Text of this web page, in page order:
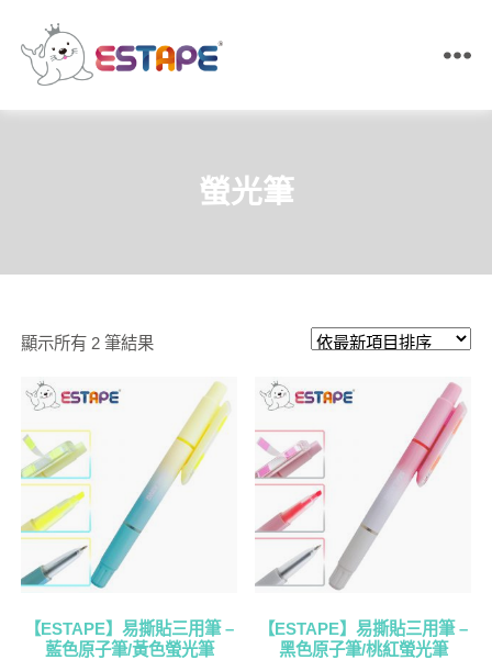
王
帶・
帶
製
造
螢光筆
顯示所有 2 筆結果依
目
排
【ESTAPE】易撕貼三用筆 –
藍色原子筆/黃色螢光筆
【ESTAPE】易撕貼三用筆 –
黑色原子筆/桃紅螢光筆